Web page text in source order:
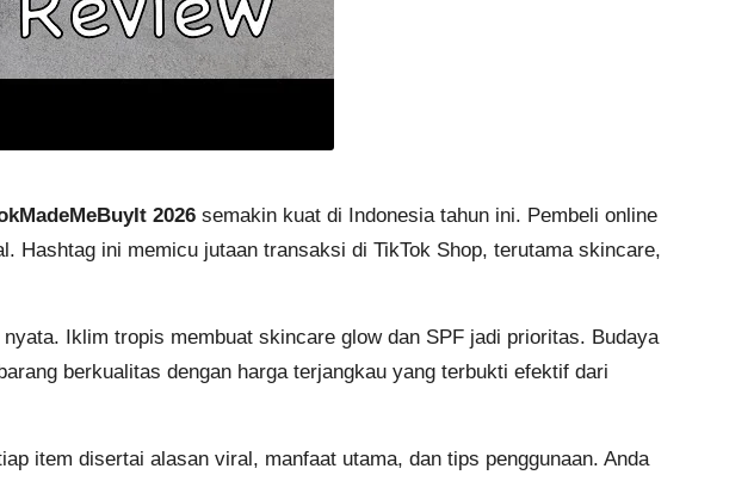
2026 semakin kuat di Indonesia tahun ini. Pembeli online
Hashtag ini memicu jutaan transaksi di TikTok Shop, terutama skincare,
Iklim tropis membuat skincare glow dan SPF jadi prioritas. Budaya
berkualitas dengan harga terjangkau yang terbukti efektif dari
item disertai alasan viral, manfaat utama, dan tips penggunaan. Anda